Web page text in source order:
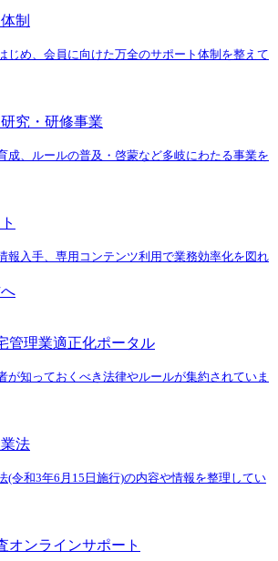
制
じめ、会員に向けた万全のサポート体制を整えて
究・研修事業
成、ルールの普及・啓蒙など多岐にわたる事業を
報入手、専用コンテンツ利用で業務効率化を図れ
管理業適正化ポータル
が知っておくべき法律やルールが集約されていま
法
(令和3年6月15日施行)の内容や情報を整理してい
オンラインサポート